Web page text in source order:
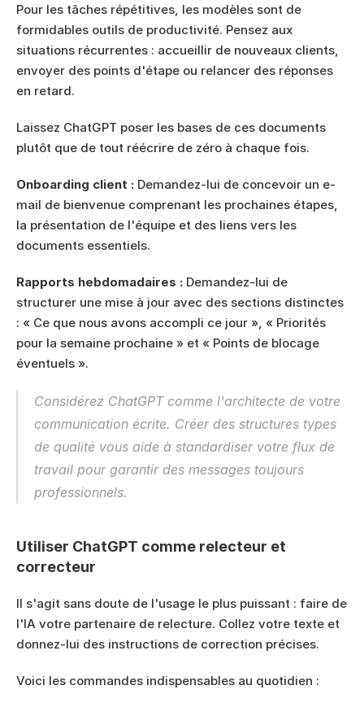
Pour les tâches répétitives, les modèles sont de
formidables outils de productivité. Pensez aux
situations récurrentes : accueillir de nouveaux clients,
envoyer des points d'étape ou relancer des réponses
en retard.
Laissez ChatGPT poser les bases de ces documents
plutôt que de tout réécrire de zéro à chaque fois.
Onboarding client : Demandez-lui de concevoir un e-
mail de bienvenue comprenant les prochaines étapes,
la présentation de l'équipe et des liens vers les
documents essentiels.
Rapports hebdomadaires : Demandez-lui de
structurer une mise à jour avec des sections distinctes
: « Ce que nous avons accompli ce jour », « Priorités
pour la semaine prochaine » et « Points de blocage
éventuels ».
Considérez ChatGPT comme l'architecte de votre
communication écrite. Créer des structures types
de qualité vous aide à standardiser votre flux de
travail pour garantir des messages toujours
professionnels.
Utiliser ChatGPT comme relecteur et
correcteur
Il s'agit sans doute de l'usage le plus puissant : faire de
l'IA votre partenaire de relecture. Collez votre texte et
donnez-lui des instructions de correction précises.
Voici les commandes indispensables au quotidien :